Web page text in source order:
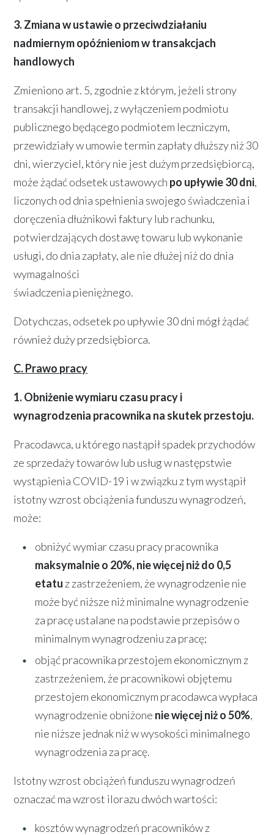
3. Zmiana w ustawie o przeciwdziałaniu
nadmiernym opóźnieniom w transakcjach
handlowych
Zmieniono art. 5, zgodnie z którym, jeżeli strony
transakcji handlowej, z wyłączeniem podmiotu
publicznego będącego podmiotem leczniczym,
przewidziały w umowie termin zapłaty dłuższy niż 30
dni, wierzyciel, który nie jest dużym przedsiębiorcą,
może żądać odsetek ustawowych po upływie 30 dni,
liczonych od dnia spełnienia swojego świadczenia i
doręczenia dłużnikowi faktury lub rachunku,
potwierdzających dostawę towaru lub wykonanie
usługi, do dnia zapłaty, ale nie dłużej niż do dnia
wymagalności
świadczenia pieniężnego.
Dotychczas, odsetek po upływie 30 dni mógł żądać
również duży przedsiębiorca.
C. Prawo pracy
1. Obniżenie wymiaru czasu pracy i
wynagrodzenia pracownika na skutek przestoju.
Pracodawca, u którego nastąpił spadek przychodów
ze sprzedaży towarów lub usług w następstwie
wystąpienia COVID-19 i w związku z tym wystąpił
istotny wzrost obciążenia funduszu wynagrodzeń,
może:
obniżyć wymiar czasu pracy pracownika
maksymalnie o 20%,niewięcej niż do 0,5
etatu z zastrzeżeniem, że wynagrodzenie nie
może być niższe niż minimalne wynagrodzenie
za pracę ustalane na podstawie przepisów o
minimalnym wynagrodzeniu za pracę;
objąć pracownika przestojem ekonomicznym z
zastrzeżeniem, że pracownikowi objętemu
przestojem ekonomicznym pracodawca wypłaca
wynagrodzenie obniżone nie więcej niż o 50%,
nie niższe jednak niż w wysokości minimalnego
wynagrodzenia za pracę.
Istotny wzrost obciążeń funduszu wynagrodzeń
oznaczać ma wzrost ilorazu dwóch wartości:
kosztów wynagrodzeń pracowników z